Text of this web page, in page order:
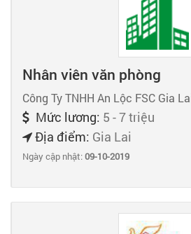
Nhân viên văn phòng
Công Ty TNHH An Lộc FSC Gia
Mức lương: 5 - 7 triệu
Địa điểm: Gia Lai
Ngày cập nhật:09-10-2019